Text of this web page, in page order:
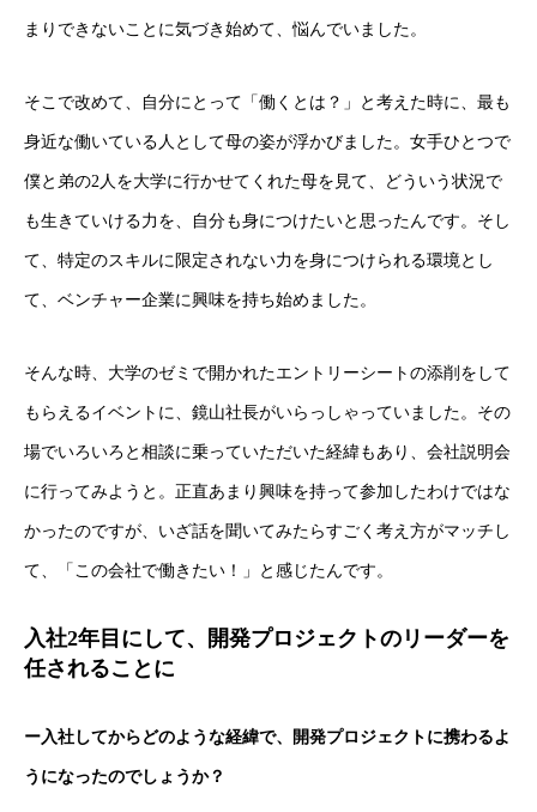
まりできないことに気づき始めて、悩んでいました。
そこで改めて、自分にとって「働くとは？」と考えた時に、最も
身近な働いている人として母の姿が浮かびました。女手ひとつで
僕と弟の2人を大学に行かせてくれた母を見て、どういう状況で
も生きていける力を、自分も身につけたいと思ったんです。そし
て、特定のスキルに限定されない力を身につけられる環境とし
て、ベンチャー企業に興味を持ち始めました。
そんな時、大学のゼミで開かれたエントリーシートの添削をして
もらえるイベントに、鏡山社長がいらっしゃっていました。その
場でいろいろと相談に乗っていただいた経緯もあり、会社説明会
に行ってみようと。正直あまり興味を持って参加したわけではな
かったのですが、いざ話を聞いてみたらすごく考え方がマッチし
て、「この会社で働きたい！」と感じたんです。
入社2年目にして、開発プロジェクトのリーダーを
任されることに
ー入社してからどのような経緯で、開発プロジェクトに携わるよ
うになったのでしょうか？